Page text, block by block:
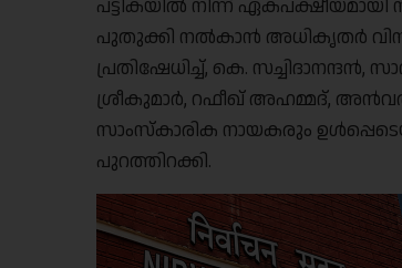
പട്ടികയിൽ നിന്ന്
പുതുക്കി നൽകാൻ അധികൃതർ
പ്രതിഷേധിച്ച്, കെ.
ശ്രീകുമാർ, റഫീഖ് അഹമ്മദ്,
സാംസ്കാരിക നായകരും
പുറത്തിറക്കി.